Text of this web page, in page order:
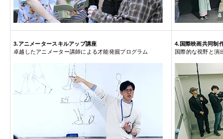
3.アニメータースキルアップ講座
卓越したアニメーター講師による才能発掘プログラム
4.国際映画共同制
国際的な視野と演